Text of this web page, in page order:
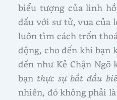
biểu tượng của linh
đấu với sư tử, vua của
luôn tìm cách trốn
động, cho đến khi bạn
đến như Kẻ Chận
bạnthực sự bắt đầu
nhiên, đó không phải